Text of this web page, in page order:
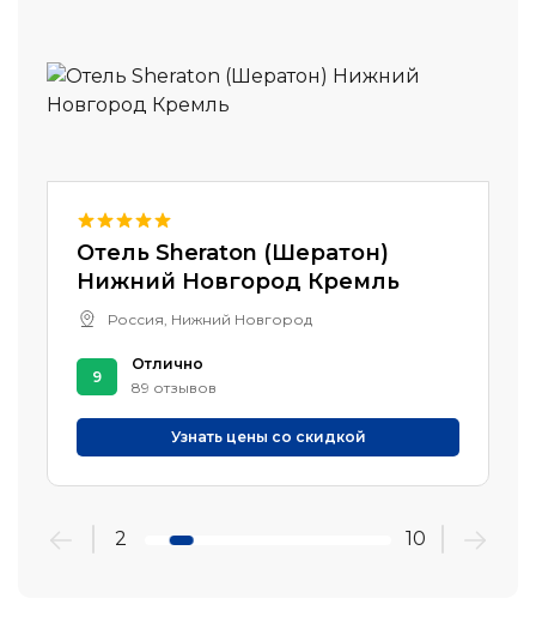
Отель Sheraton (Шератон)
Нижний Новгород Кремль
Россия, Нижний Новгород
9
Отлично
89 отзывов
Узнать цены со скидкой
2 10